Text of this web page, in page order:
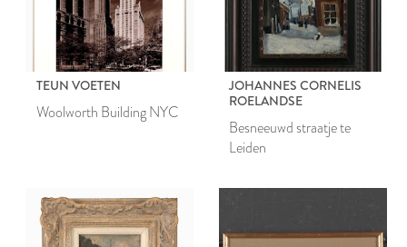
TEUN VOETEN
Woolworth Building NYC
JOHANNES CORNELIS
ROELANDSE
Besneeuwd straatje te
Leiden